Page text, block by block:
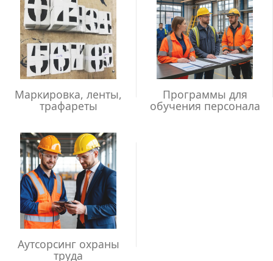
Маркировка, ленты,
трафареты
Программы для
обучения персонала
Аутсорсинг охраны
труда